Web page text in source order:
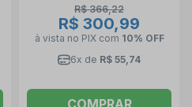
R$ 366,22
R$ 300,99
à vista no PIX com 10% OFF
6x de R$ 55,74
COMPRAR